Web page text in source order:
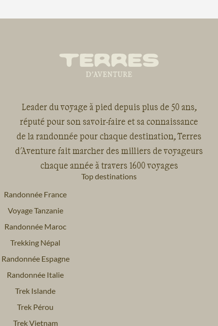
Leader du voyage à pied depuis plus de 50 ans,
réputé pour son savoir-faire et sa connaissance
de la randonnée pour chaque destination, Terres
d'Aventure fait marcher des milliers de voyageurs
chaque année à travers 1600 voyages
Top destinations
Randonnée France
Voyage Tanzanie
Randonnée Maroc
Trekking Népal
Randonnée Espagne
Randonnée Italie
Trek Islande
Trek Pérou
Trek Vietnam